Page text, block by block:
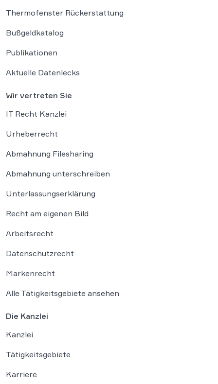
Thermofenster Rückerstattung
Bußgeldkatalog
Publikationen
Aktuelle Datenlecks
Wir vertreten Sie
IT Recht Kanzlei
Urheberrecht
Abmahnung Filesharing
Abmahnung unterschreiben
Unterlassungserklärung
Recht am eigenen Bild
Arbeitsrecht
Datenschutzrecht
Markenrecht
Alle Tätigkeitsgebiete ansehen
Die Kanzlei
Kanzlei
Tätigkeitsgebiete
Karriere